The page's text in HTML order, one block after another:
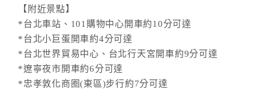
【附近景點】
*台北車站、101購物中心開車約10分可達
*台北小巨蛋開車約4分可達
*台北世界貿易中心、台北行天宮開車約9分可達
*遼寧夜市開車約6分可達
*忠孝敦化商圈(東區)步行約7分可達